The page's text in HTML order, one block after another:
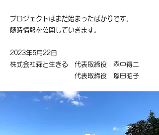
プロジェクトはまだ始まったばかりです。
随時情報を公開していきます。​
2023年5月22日
株式会社森と生きる 代表取締役 森中得二
代表取締役 塚田昭子